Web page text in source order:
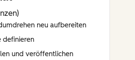
neu aufbereiten
definieren
und veröffentlichen